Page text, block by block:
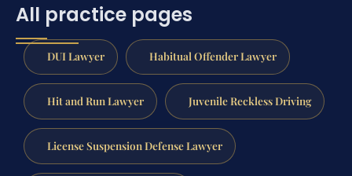
All practice pages
DUI Lawyer Habitual Offender Lawyer
Hit and Run Lawyer Juvenile Reckless Driving
License Suspension Defense Lawyer